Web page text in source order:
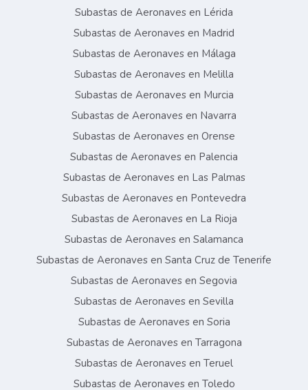
Subastas de Aeronaves en Lérida
Subastas de Aeronaves en Madrid
Subastas de Aeronaves en Málaga
Subastas de Aeronaves en Melilla
Subastas de Aeronaves en Murcia
Subastas de Aeronaves en Navarra
Subastas de Aeronaves en Orense
Subastas de Aeronaves en Palencia
Subastas de Aeronaves en Las Palmas
Subastas de Aeronaves en Pontevedra
Subastas de Aeronaves en La Rioja
Subastas de Aeronaves en Salamanca
Subastas de Aeronaves en Santa Cruz de Tenerife
Subastas de Aeronaves en Segovia
Subastas de Aeronaves en Sevilla
Subastas de Aeronaves en Soria
Subastas de Aeronaves en Tarragona
Subastas de Aeronaves en Teruel
Subastas de Aeronaves en Toledo